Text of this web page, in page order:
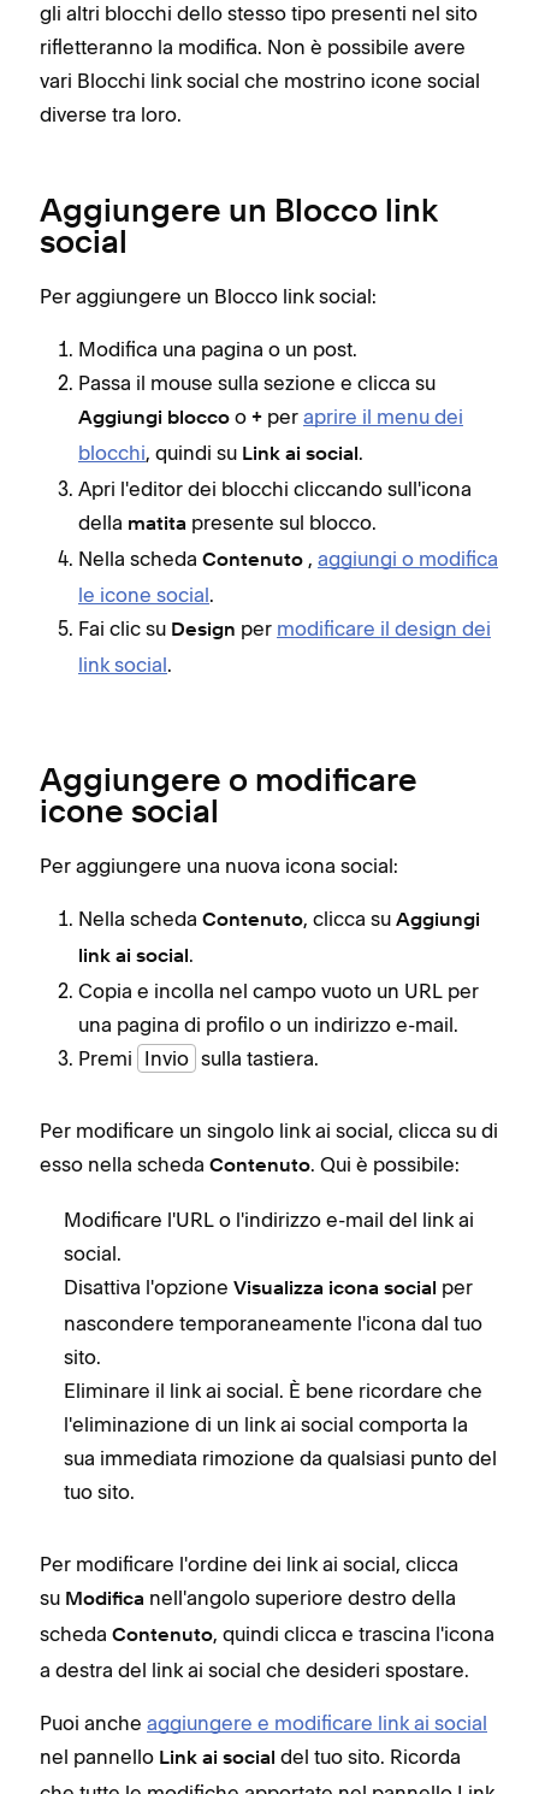
gli altri blocchi dello stesso tipo presenti nel sito
rifletteranno la modifica. Non è possibile avere
vari Blocchi link social che mostrino icone social
diverse tra loro.
Aggiungere un Blocco link
social
Per aggiungere un Blocco link social:
Modifica una pagina o un post.
Passa il mouse sulla sezione e clicca su
Aggiungi blocco o + per aprire il menu dei
blocchi, quindi su Link ai social.
Apri l'editor dei blocchi cliccando sull'icona
della matita presente sul blocco.
Nella scheda Contenuto , aggiungi o modifica
le icone social.
Fai clic su Design per modificare il design dei
link social.
Aggiungere o modificare
icone social
Per aggiungere una nuova icona social:
Nella scheda Contenuto, clicca su Aggiungi
link ai social.
Copia e incolla nel campo vuoto un URL per
una pagina di profilo o un indirizzo e-mail.
Premi Invio sulla tastiera.
Per modificare un singolo link ai social, clicca su di
esso nella scheda Contenuto. Qui è possibile:
Modificare l'URL o l'indirizzo e-mail del link ai
social.
Disattiva l'opzione Visualizza icona social per
nascondere temporaneamente l'icona dal tuo
sito.
Eliminare il link ai social. È bene ricordare che
l'eliminazione di un link ai social comporta la
sua immediata rimozione da qualsiasi punto del
tuo sito.
Per modificare l'ordine dei link ai social, clicca
su Modifica nell'angolo superiore destro della
scheda Contenuto, quindi clicca e trascina l'icona
a destra del link ai social che desideri spostare.
Puoi anche aggiungere e modificare link ai social
nel pannello Link ai social del tuo sito. Ricorda